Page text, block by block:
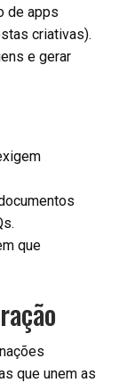
de apps
criativas).
e gerar
que
que unem as